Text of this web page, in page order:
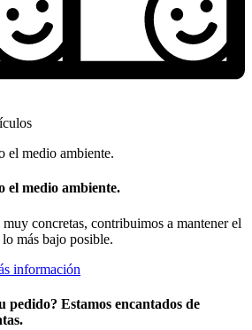
el medio ambiente.
concretas, contribuimos a mantener el
más bajo posible.
información
pedido? Estamos encantados de